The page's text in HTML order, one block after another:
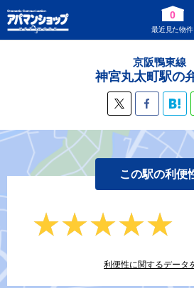
0
最近見た物件
京阪鴨東線
神宮丸太町駅の
この駅の利便
★★★★★
★★★★★
利便性に関するデータ